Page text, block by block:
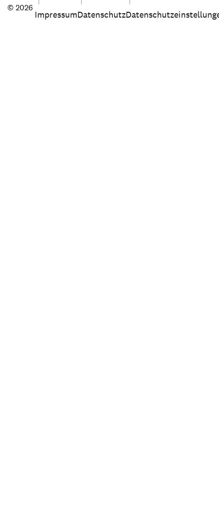
© 2026
ImpressumDatenschutz